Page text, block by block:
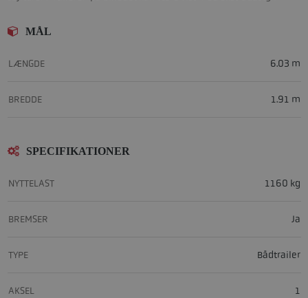
MÅL
LÆNGDE 6.03 m
BREDDE 1.91 m
SPECIFIKATIONER
NYTTELAST 1160 kg
BREMSER Ja
TYPE Bådtrailer
AKSEL 1